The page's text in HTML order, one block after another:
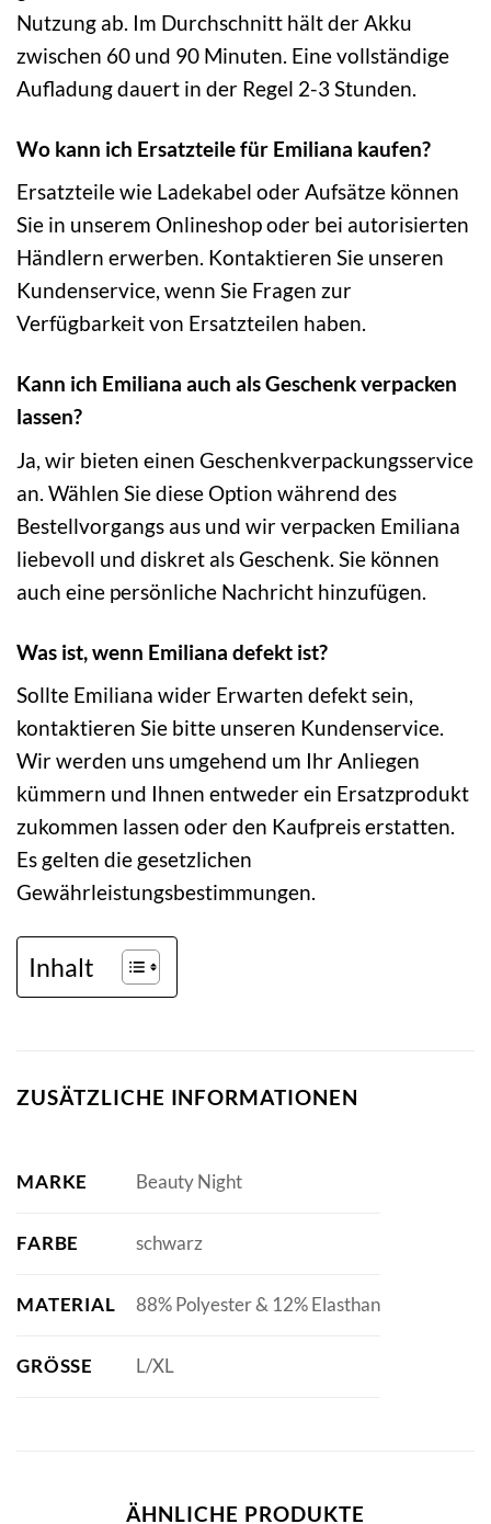
Nutzung ab. Im Durchschnitt hält der Akku
zwischen 60 und 90 Minuten. Eine vollständige
Aufladung dauert in der Regel 2-3 Stunden.
Wo kann ich Ersatzteile für Emiliana kaufen?
Ersatzteile wie Ladekabel oder Aufsätze können
Sie in unserem Onlineshop oder bei autorisierten
Händlern erwerben. Kontaktieren Sie unseren
Kundenservice, wenn Sie Fragen zur
Verfügbarkeit von Ersatzteilen haben.
Kann ich Emiliana auch als Geschenk verpacken
lassen?
Ja, wir bieten einen Geschenkverpackungsservice
an. Wählen Sie diese Option während des
Bestellvorgangs aus und wir verpacken Emiliana
liebevoll und diskret als Geschenk. Sie können
auch eine persönliche Nachricht hinzufügen.
Was ist, wenn Emiliana defekt ist?
Sollte Emiliana wider Erwarten defekt sein,
kontaktieren Sie bitte unseren Kundenservice.
Wir werden uns umgehend um Ihr Anliegen
kümmern und Ihnen entweder ein Ersatzprodukt
zukommen lassen oder den Kaufpreis erstatten.
Es gelten die gesetzlichen
Gewährleistungsbestimmungen.
Inhalt
ZUSÄTZLICHE INFORMATIONEN
MARKE Beauty Night
FARBE schwarz
MATERIAL 88% Polyester & 12% Elasthan
GRÖSSE L/XL
ÄHNLICHE PRODUKTE